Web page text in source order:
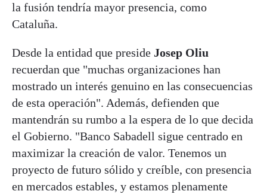
la fusión tendría mayor presencia, como
Cataluña.
Desde la entidad que preside Josep Oliu
recuerdan que "muchas organizaciones han
mostrado un interés genuino en las consecuencias
de esta operación". Además, defienden que
mantendrán su rumbo a la espera de lo que decida
el Gobierno. "Banco Sabadell sigue centrado en
maximizar la creación de valor. Tenemos un
proyecto de futuro sólido y creíble, con presencia
en mercados estables, y estamos plenamente